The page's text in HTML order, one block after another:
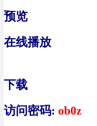
预览
在线播放
下载
访问密码: ob0z